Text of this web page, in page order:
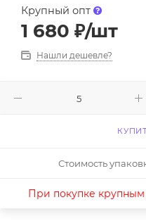
Крупный опт
1 680 ₽/шт
Нашли дешевле?
Стоимость
При покупке